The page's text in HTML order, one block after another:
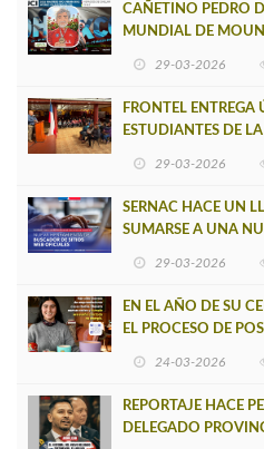
CAÑETINO PEDRO
MUNDIAL DE
29-03-2026
FRONTEL ENTREGA
ESTUDIANTES DE
29-03-2026
SERNAC HACE UN
SUMARSE A UNA
29-03-2026
EN EL AÑO DE SU
EL PROCESO DE
24-03-2026
REPORTAJE HACE
DELEGADO